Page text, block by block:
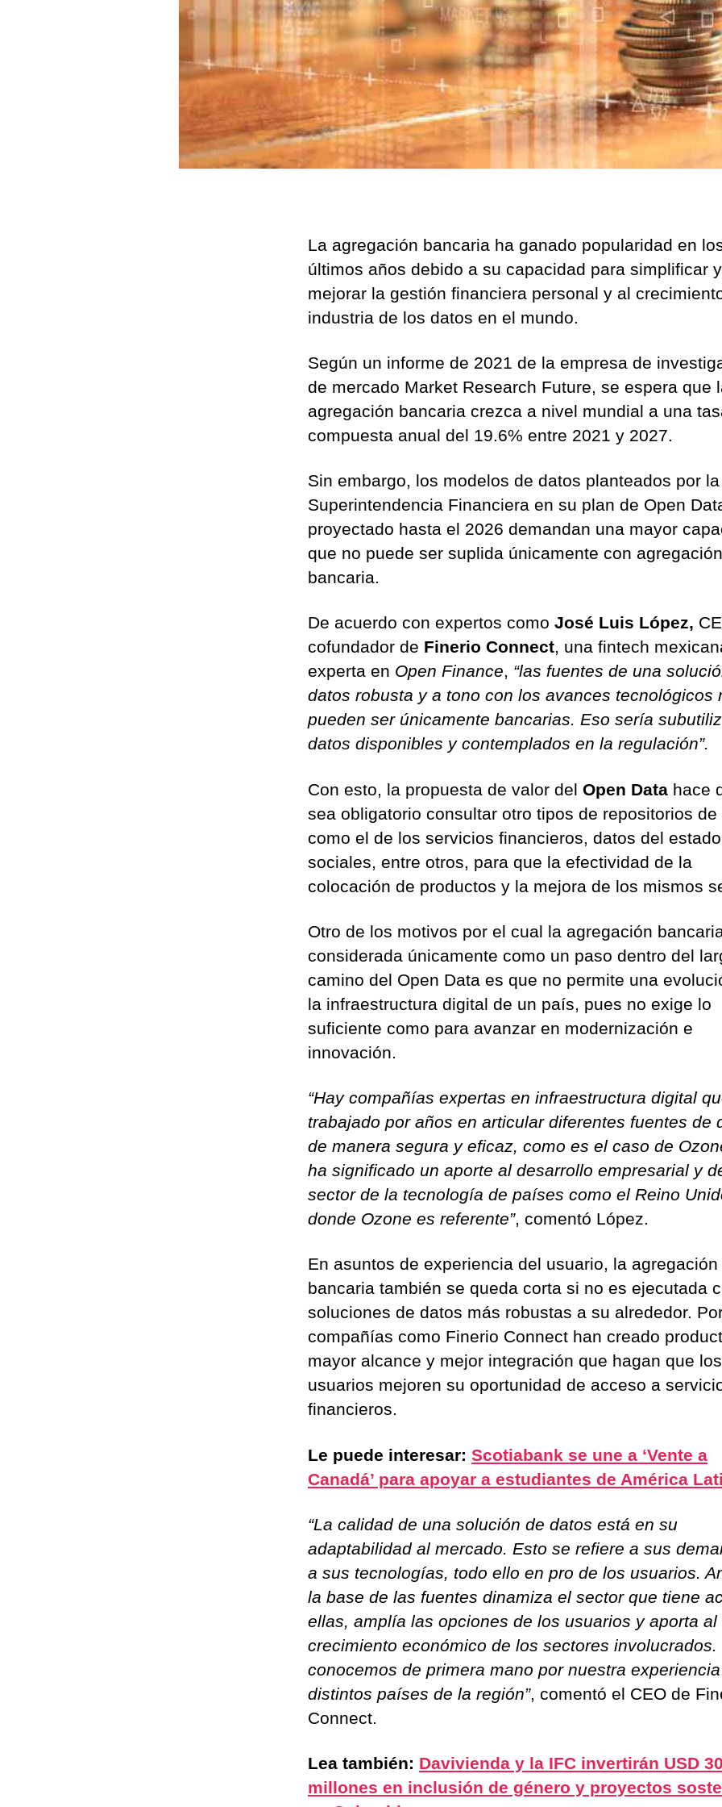
r
i
a
s
e
i
c
o
n
n
a
l
c
a
d
d
o
s
La agregación bancaria ha ganado popularidad en
últimos años debido a su capacidad para simplificar y
mejorar la gestión financiera personal y al
industria de los datos en el mundo.
Según un informe de 2021 de la empresa de
de mercado Market Research Future, se espera que
agregación bancaria crezca a nivel mundial a una
compuesta anual del 19.6% entre 2021 y 2027.
Sin embargo, los modelos de datos planteados por la
Superintendencia Financiera en su plan de Open
proyectado hasta el 2026 demandan una mayor
que no puede ser suplida únicamente con agregación
bancaria.
De acuerdo con expertos como José Luis López,
cofundador de Finerio Connect, una fintech
experta en Open Finance, “las fuentes de una
datos robusta y a tono con los avances tecnológicos
pueden ser únicamente bancarias. Eso sería
datos disponibles y contemplados en la regulación”.
Con esto, la propuesta de valor del Open Data hace
sea obligatorio consultar otro tipos de repositorios de
como el de los servicios financieros, datos del
sociales, entre otros, para que la efectividad de la
colocación de productos y la mejora de los mismos
Otro de los motivos por el cual la agregación
considerada únicamente como un paso dentro del
camino del Open Data es que no permite una
la infraestructura digital de un país, pues no exige lo
suficiente como para avanzar en modernización e
innovación.
“Hay compañías expertas en infraestructura digital
trabajado por años en articular diferentes fuentes de
de manera segura y eficaz, como es el caso de
ha significado un aporte al desarrollo empresarial y
sector de la tecnología de países como el Reino
donde Ozone es referente”, comentó López.
En asuntos de experiencia del usuario, la agregación
bancaria también se queda corta si no es ejecutada
soluciones de datos más robustas a su alrededor.
compañías como Finerio Connect han creado
mayor alcance y mejor integración que hagan que los
usuarios mejoren su oportunidad de acceso a
financieros.
Le puede interesar: Scotiabank se une a ‘Vente a
Canadá’ para apoyar a estudiantes de América
“La calidad de una solución de datos está en su
adaptabilidad al mercado. Esto se refiere a sus
a sus tecnologías, todo ello en pro de los usuarios.
la base de las fuentes dinamiza el sector que tiene
ellas, amplía las opciones de los usuarios y aporta al
crecimiento económico de los sectores involucrados.
conocemos de primera mano por nuestra
distintos países de la región”, comentó el CEO de
Connect.
Lea también: Davivienda y la IFC invertirán USD
millones en inclusión de género y proyectos